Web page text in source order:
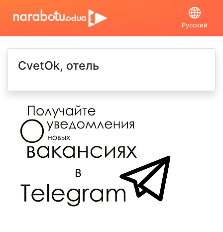
Русский
CvetOk, отель